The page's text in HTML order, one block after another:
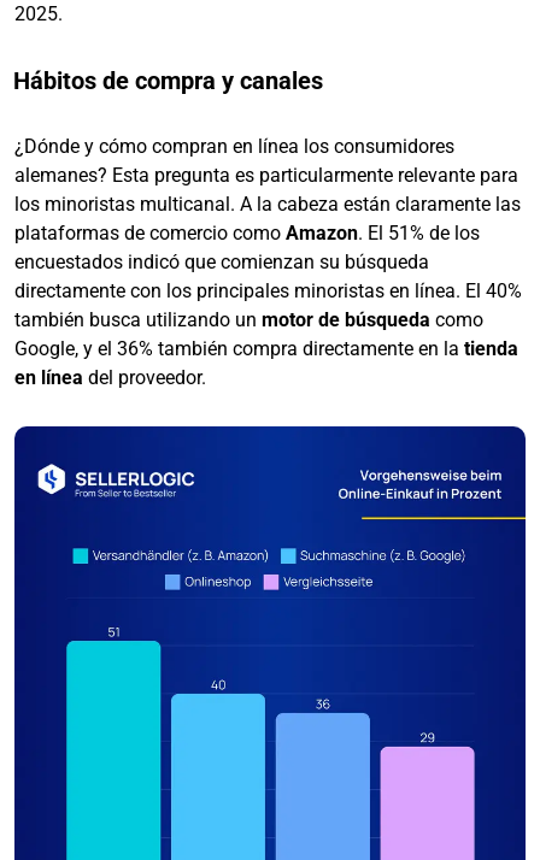
2025.
Hábitos de compra y canales
¿Dónde y cómo compran en línea los consumidores
alemanes? Esta pregunta es particularmente relevante para
los minoristas multicanal. A la cabeza están claramente las
plataformas de comercio como Amazon. El 51% de los
encuestados indicó que comienzan su búsqueda
directamente con los principales minoristas en línea. El 40%
también busca utilizando un motor de búsqueda como
Google, y el 36% también compra directamente en la tienda
en línea del proveedor.